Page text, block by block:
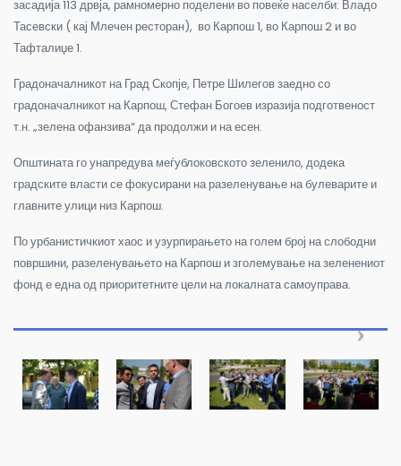
засадија 113 дрвја, рамномерно поделени во повеќе населби: Владо
Тасевски ( кај Млечен ресторан), во Карпош 1, во Карпош 2 и во
Тафталиџе 1.
Градоначалникот на Град Скопје, Петре Шилегов заедно со
градоначалникот на Карпош, Стефан Богоев изразија подготвеност
т.н. „зелена офанзива“ да продолжи и на есен.
Општината го унапредува меѓублоковското зеленило, додека
градските власти се фокусирани на разеленување на булеварите и
главните улици низ Карпош.
По урбанистичкиот хаос и узурпирањето на голем број на слободни
површини, разеленувањето на Карпош и зголемување на зеленениот
фонд е една од приоритетните цели на локалната самоуправа.